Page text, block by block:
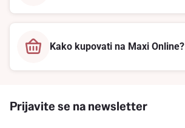
Kako kupovati na Maxi Online?
Prijavite se na newsletter